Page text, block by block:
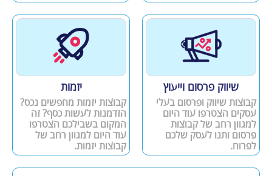
שיווק פרסום וייעוץ
קבוצות שיווק ופרסום בעלי
עסקים הצטרפו עוד היום
למגוון רחב של קבוצות
פרסום ותנו לעסק שלכם
לפרוח.
יזמות
קבוצות יזמות מחפשים נכס?
הזדמנות לעשות כסף? זה
המקום בשבילכם הצטרפו
עוד היום למגוון רחב של
קבוצות יזמות.